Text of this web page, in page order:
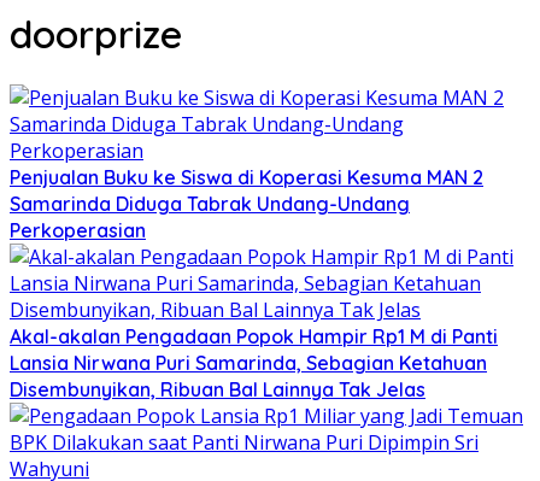
doorprize
Penjualan Buku ke Siswa di Koperasi Kesuma MAN 2
Samarinda Diduga Tabrak Undang-Undang
Perkoperasian
Akal-akalan Pengadaan Popok Hampir Rp1 M di Panti
Lansia Nirwana Puri Samarinda, Sebagian Ketahuan
Disembunyikan, Ribuan Bal Lainnya Tak Jelas